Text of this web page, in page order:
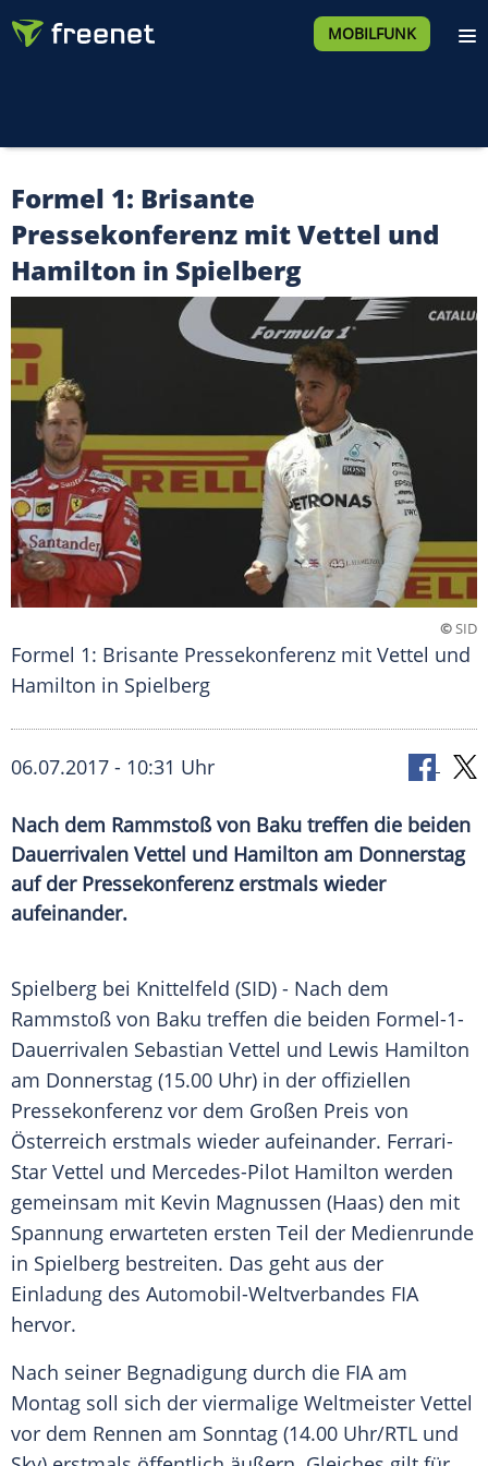
MOBILFUNK
Formel 1: Brisante
Pressekonferenz mit Vettel und
Hamilton in Spielberg
©SID
Formel 1: Brisante Pressekonferenz mit Vettel und
Hamilton in Spielberg
06.07.2017 - 10:31 Uhr
Nach dem Rammstoß von Baku treffen die beiden
Dauerrivalen Vettel und Hamilton am Donnerstag
auf der Pressekonferenz erstmals wieder
aufeinander.
Spielberg bei Knittelfeld (SID) - Nach dem
Rammstoß von Baku treffen die beiden Formel-1-
Dauerrivalen Sebastian Vettel und Lewis Hamilton
am Donnerstag (15.00 Uhr) in der offiziellen
Pressekonferenz vor dem Großen Preis von
Österreich erstmals wieder aufeinander. Ferrari-
Star Vettel und Mercedes-Pilot Hamilton werden
gemeinsam mit Kevin Magnussen (Haas) den mit
Spannung erwarteten ersten Teil der Medienrunde
in Spielberg bestreiten. Das geht aus der
Einladung des Automobil-Weltverbandes FIA
hervor.
Nach seiner Begnadigung durch die FIA am
Montag soll sich der viermalige Weltmeister Vettel
vor dem Rennen am Sonntag (14.00 Uhr/RTL und